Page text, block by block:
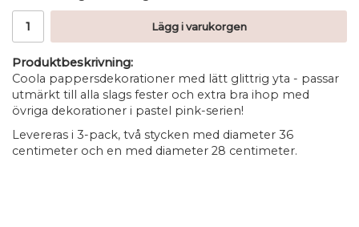
Lägg i varukorgen
Produktbeskrivning:
Coola pappersdekorationer med lätt glittrig yta - passar
utmärkt till alla slags fester och extra bra ihop med
övriga dekorationer i pastel pink-serien!
Levereras i 3-pack, två stycken med diameter 36
centimeter och en med diameter 28 centimeter.